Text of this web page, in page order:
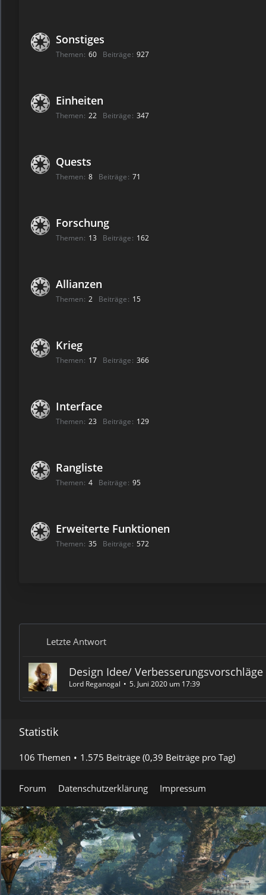
Sonstiges
Themen 60 Beiträge 927
Einheiten
Themen 22 Beiträge 347
Quests
Themen 8 Beiträge 71
Forschung
Themen 13 Beiträge 162
Allianzen
Themen 2 Beiträge 15
Krieg
Themen 17 Beiträge 366
Interface
Themen 23 Beiträge 129
Rangliste
Themen 4 Beiträge 95
Erweiterte Funktionen
Themen 35 Beiträge 572
Letzte Antwort
Design Idee/ Verbesserungsvorschläge
Lord Reganogal 5. Juni 2020 um 17:39
Statistik
106 Themen 1.575 Beiträge (0,39 Beiträge pro Tag)
Forum Datenschutzerklärung Impressum